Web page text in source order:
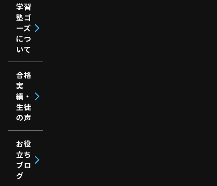
学習
塾ゴ
ーズ
につ
いて
合格
実
績・
生徒
の声
お役
立ち
ブロ
グ